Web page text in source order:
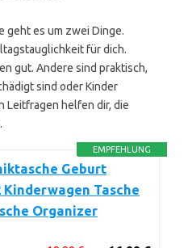
geht es um zwei Dinge.
für dich.
gut. Andere sind praktisch,
sind oder Kinder
Leitfragen helfen dir, die
EMPFEHLUNG
Geburt
Kinderwagen Tasche
Organizer